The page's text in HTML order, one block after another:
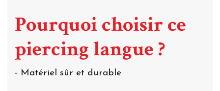
Pourquoi choisir ce
piercing langue ?
- Matériel sûr et durable